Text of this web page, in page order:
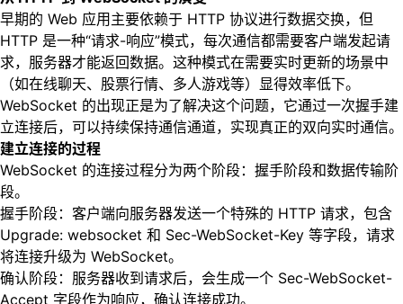
早期的 Web 应用主要依赖于 HTTP 协议进行数据交换，但
HTTP 是一种“请求-响应”模式，每次通信都需要客户端发起请
求，服务器才能返回数据。这种模式在需要实时更新的场景中
（如在线聊天、股票行情、多人游戏等）显得效率低下。
WebSocket 的出现正是为了解决这个问题，它通过一次握手建
立连接后，可以持续保持通信通道，实现真正的双向实时通信。
建立连接的过程
WebSocket 的连接过程分为两个阶段：握手阶段和数据传输阶
段。
握手阶段：客户端向服务器发送一个特殊的 HTTP 请求，包含
Upgrade: websocket 和 Sec-WebSocket-Key 等字段，请求
将连接升级为 WebSocket。
确认阶段：服务器收到请求后，会生成一个 Sec-WebSocket-
Accept 字段作为响应，确认连接成功。